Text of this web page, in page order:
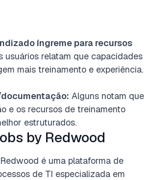
íngreme para recursos
usuários relatam que capacidades
mais treinamento e experiência.
Alguns notam que
e os recursos de treinamento
estruturados.
by Redwood
é uma plataforma de
de TI especializada em